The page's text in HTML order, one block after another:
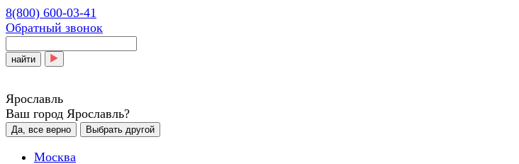
8(800) 600-03-41
Обратный звонок
найти
Ярославль
Ваш город Ярославль?
Да, все верно Выбрать другой
Москва